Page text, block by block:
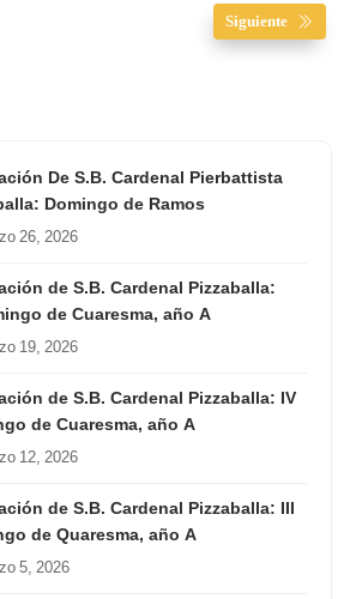
Siguiente
De S.B. Cardenal Pierbattista
Domingo de Ramos
26, 2026
de S.B. Cardenal Pizzaballa:
de Cuaresma, año A
19, 2026
de S.B. Cardenal Pizzaballa: IV
de Cuaresma, año A
12, 2026
de S.B. Cardenal Pizzaballa: III
de Quaresma, año A
5, 2026